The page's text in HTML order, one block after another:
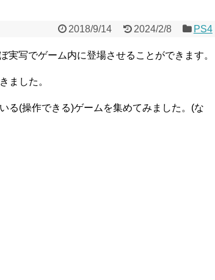
2018/9/14 2024/2/8 PS4
写でゲーム内に登場させることができます。
ました。
る(操作できる)ゲームを集めてみました。(な